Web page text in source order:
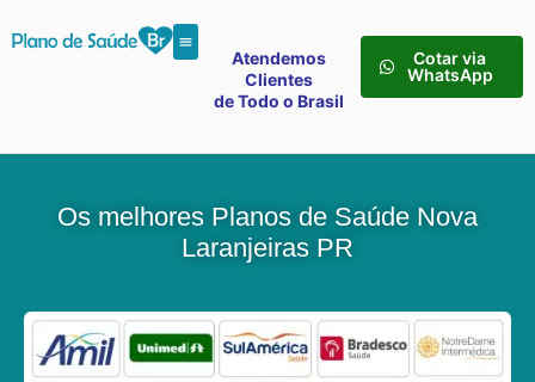
Atendemos
Clientes
de Todo o Brasil
Cotar via
WhatsApp
Os melhores Planos de Saúde Nova
Laranjeiras PR